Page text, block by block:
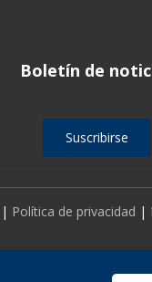
Boletín de
Suscribirse
| Política de privacidad |